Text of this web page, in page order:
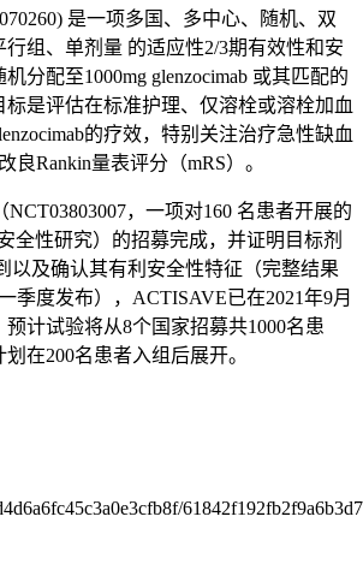
是一项多国、多中心、随机、双
组、单剂量 的适应性2/3期有效性和安
分配至1000mg glenzocimab 或其匹配的
标是评估在标准护理、仅溶栓或溶栓加血
的疗效，特别关注治疗急性缺血
良Rankin量表评分（mRS）。
，一项对160 名患者开展的
全性研究）的招募完成，并证明目标剂
以及确认其有利安全性特征（完整结果
季度发布），ACTISAVE已在2021年9月
计试验将从8个国家招募共1000名患
在200名患者入组后展开。